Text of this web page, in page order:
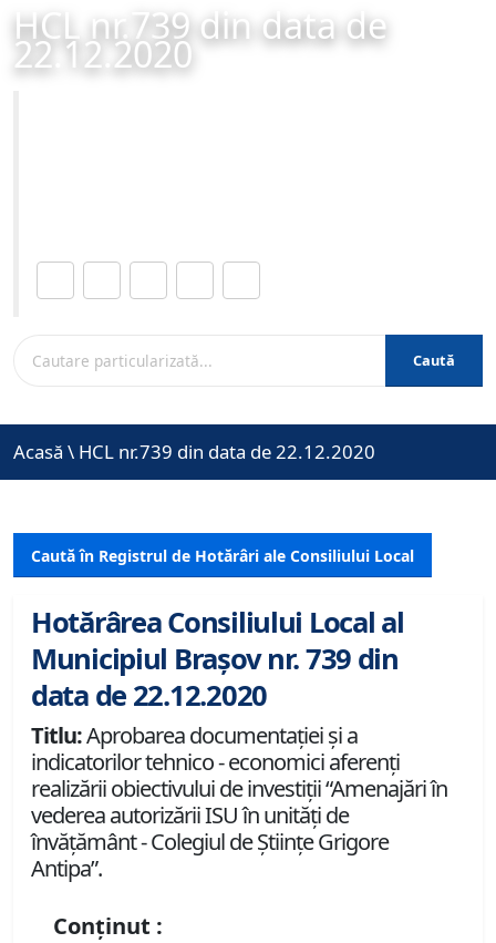
HCL nr.739 din data de
22.12.2020
Caută
Acasă \ HCL nr.739 din data de 22.12.2020
Caută în Registrul de Hotărâri ale Consiliului Local
Hotărârea Consiliului Local al
Municipiul Brașov nr. 739 din
data de 22.12.2020
Titlu:Aprobarea documentației și a
indicatorilor tehnico - economici aferenți
realizării obiectivului de investiții “Amenajări în
vederea autorizării ISU în unități de
învățământ - Colegiul de Științe Grigore
Antipa”.
Conținut :